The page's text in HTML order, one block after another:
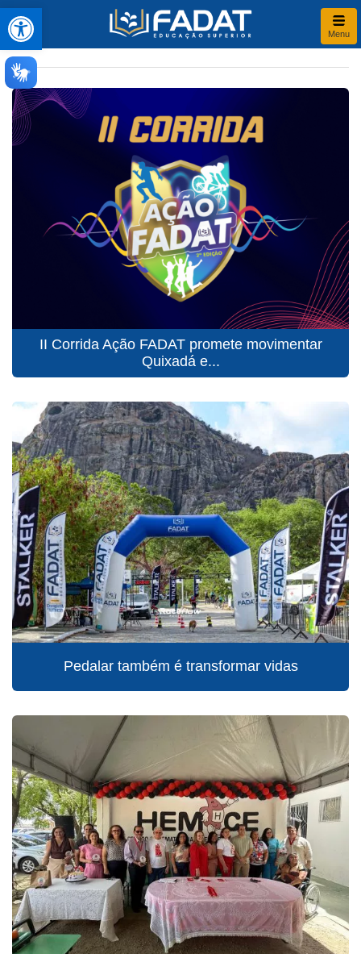
Abrir a barra de ferramentas
Menu
II Corrida Ação FADAT promete movimentar
Quixadá e...
Pedalar também é transformar vidas